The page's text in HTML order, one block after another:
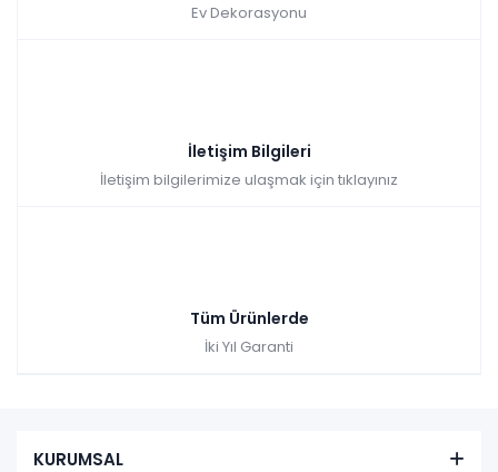
Ev Dekorasyonu
İletişim Bilgileri
İletişim bilgilerimize ulaşmak için tıklayınız
Tüm Ürünlerde
İki Yıl Garanti
KURUMSAL